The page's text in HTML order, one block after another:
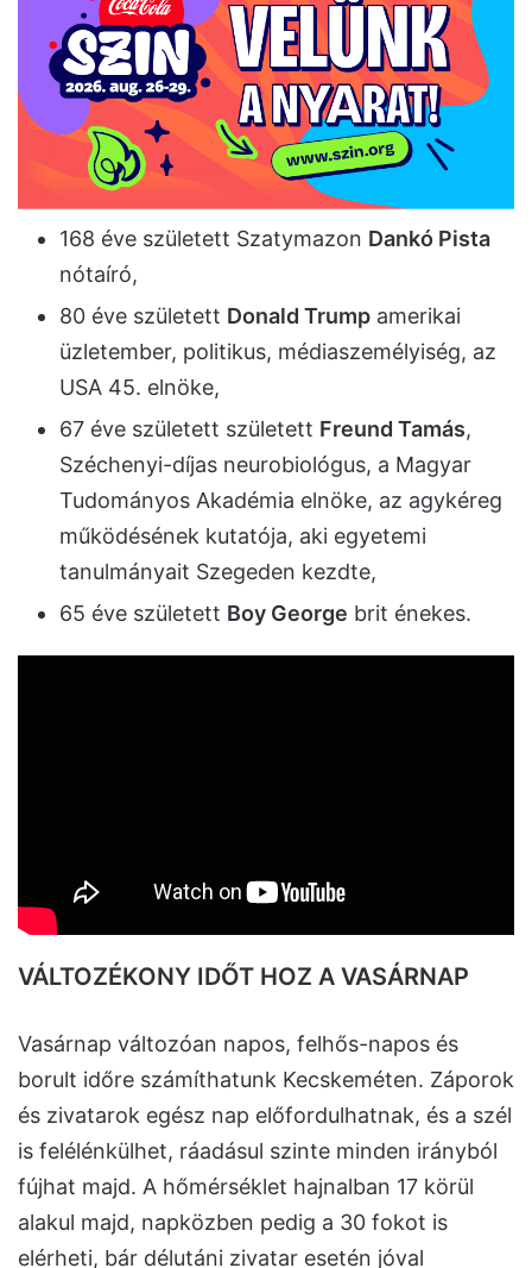
168 éve született Szatymazon Dankó Pista
nótaíró,
80 éve született Donald Trump amerikai
üzletember, politikus, médiaszemélyiség, az
USA 45. elnöke,
67 éve született született Freund Tamás,
Széchenyi-díjas neurobiológus, a Magyar
Tudományos Akadémia elnöke, az agykéreg
működésének kutatója, aki egyetemi
tanulmányait Szegeden kezdte,
65 éve született Boy George brit énekes.
VÁLTOZÉKONY IDŐT HOZ A VASÁRNAP
Vasárnap változóan napos, felhős-napos és
borult időre számíthatunk Kecskeméten. Záporok
és zivatarok egész nap előfordulhatnak, és a szél
is felélénkülhet, ráadásul szinte minden irányból
fújhat majd. A hőmérséklet hajnalban 17 körül
alakul majd, napközben pedig a 30 fokot is
elérheti, bár délutáni zivatar esetén jóval